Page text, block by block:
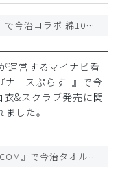
『ナースぷらす+』で今治コラボ 綿100%白衣&スクラブ発売に関する記事が紹介されました
運営するマイナビ看
ナースぷらす+』で今
&スクラブ発売に関
した。
『FASHIONSNAP.COM』で今治タオルメーカーとのコラボ白衣&スクラブ登場に関する記事が紹介されました